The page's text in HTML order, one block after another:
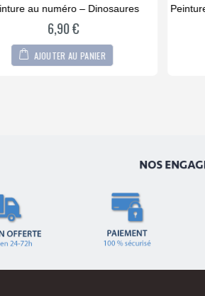
of
Peinture au numéro – Oiseaux Exotiques
6,90
AJOUTER AU PANIER